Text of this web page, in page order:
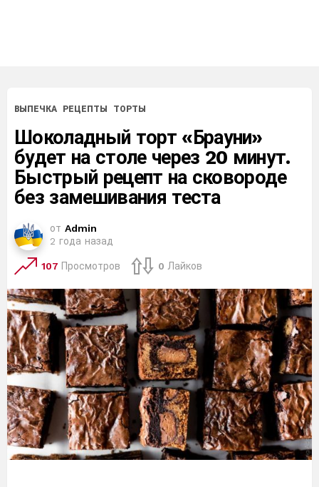
ВЫПЕЧКА РЕЦЕПТЫ ТОРТЫ
Шоколадный торт «Брауни»
будет на столе через 20 минут.
Быстрый рецепт на сковороде
без замешивания теста
от Admin
2 года назад
107 Просмотров 0 Лайков